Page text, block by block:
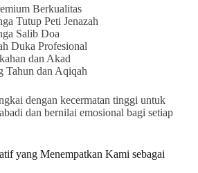
Berkualitas
Tutup Peti Jenazah
Salib Doa
Duka Profesional
dan Akad
Tahun dan Aqiqah
dengan kecermatan tinggi untuk
dan bernilai emosional bagi setiap
yang Menempatkan Kami sebagai